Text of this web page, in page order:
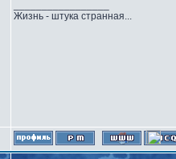
Жизнь - штука странная...